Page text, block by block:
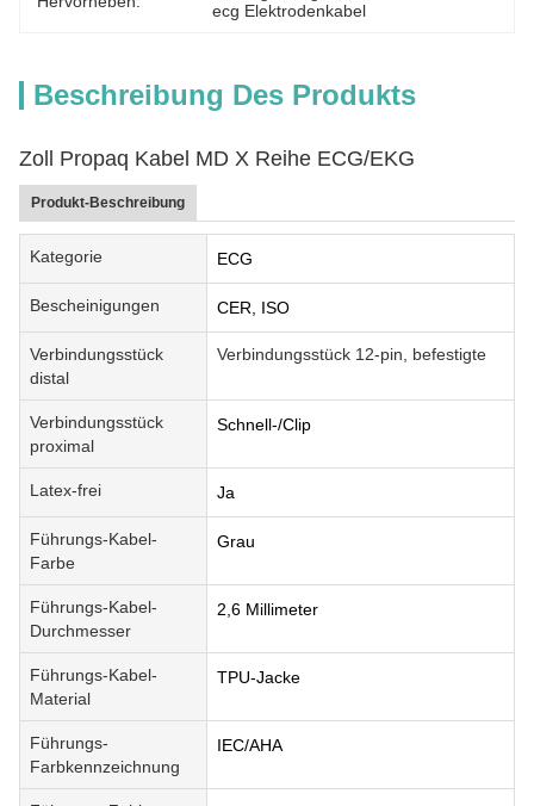
ecg Elektrodenkabel
Beschreibung Des Produkts
Zoll Propaq Kabel MD X Reihe ECG/EKG
Produkt-Beschreibung
Kategorie ECG
Bescheinigungen CER, ISO
Verbindungsstück
distal
Verbindungsstück 12-pin, befestigte
Verbindungsstück
proximal
Schnell-/Clip
Latex-frei Ja
Führungs-Kabel-
Farbe
Grau
Führungs-Kabel-
Durchmesser
2,6 Millimeter
Führungs-Kabel-
Material
TPU-Jacke
Führungs-
Farbkennzeichnung
IEC/AHA